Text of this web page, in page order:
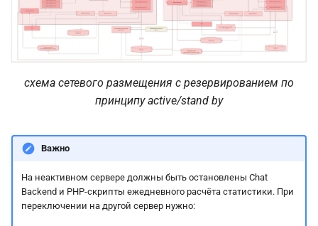
схема сетевого размещения с резервированием по
принципу active/stand by
Важно
На неактивном сервере должны быть остановлены Chat
Backend и PHP-скрипты ежедневного расчёта статистики. При
переключении на другой сервер нужно: